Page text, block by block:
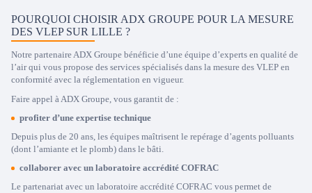
POURQUOI CHOISIR ADX GROUPE POUR LA MESURE
DES VLEP SUR LILLE ?
Notre partenaire ADX Groupe bénéficie d’une équipe d’experts en qualité de
l’air qui vous propose des services spécialisés dans la mesure des VLEP en
conformité avec la réglementation en vigueur.
Faire appel à ADX Groupe, vous garantit de :
profiter d’une expertise technique
Depuis plus de 20 ans, les équipes maîtrisent le repérage d’agents polluants
(dont l’amiante et le plomb) dans le bâti.
collaborer avec un laboratoire accrédité COFRAC
Le partenariat avec un laboratoire accrédité COFRAC vous permet de